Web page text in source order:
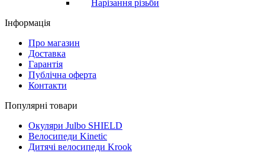
Нарізання різьби
Інформація
Про магазин
Доставка
Гарантія
Публічна оферта
Контакти
Популярні товари
Окуляри Julbo SHIELD
Велосипеди Kinetic
Дитячі велосипеди Krook